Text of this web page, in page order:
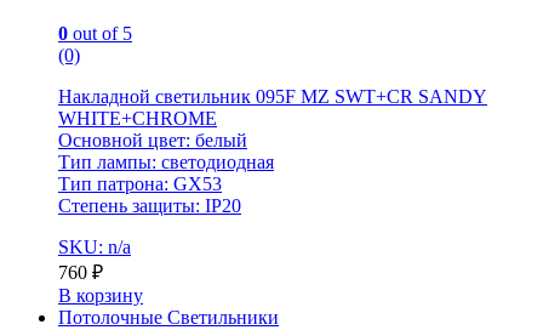
0 out of 5
(0)
Накладной светильник 095F MZ SWT+CR SANDY
WHITE+CHROME
Основной цвет: белый
Тип лампы: светодиодная
Тип патрона: GX53
Степень защиты: IP20
SKU: n/a
760 ₽
В корзину
Потолочные Светильники